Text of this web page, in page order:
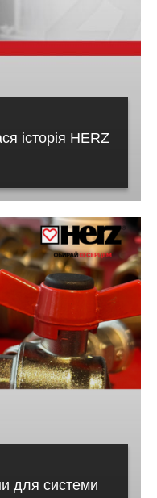
історія HERZ
для системи